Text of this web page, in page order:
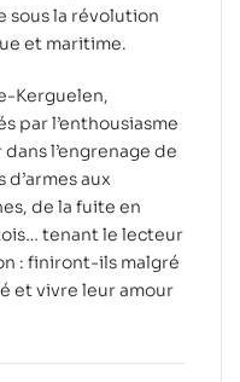
sous la révolution
et maritime.
Kerguelen,
par l’enthousiasme
l’engrenage de
aux
de la fuite en
tenant le lecteur
: finiront-ils malgré
et vivre leur amour